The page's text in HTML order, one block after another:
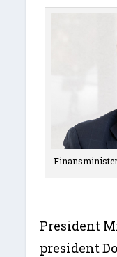
President
president